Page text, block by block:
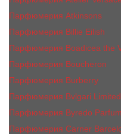
Парфюмерия Atkinsons
Парфюмерия Billie Eilish
Парфюмерия Boadicea the
Парфюмерия Boucheron
Парфюмерия Burberry
Парфюмерия Bvlgari
Парфюмерия Byredo
Парфюмерия Carner